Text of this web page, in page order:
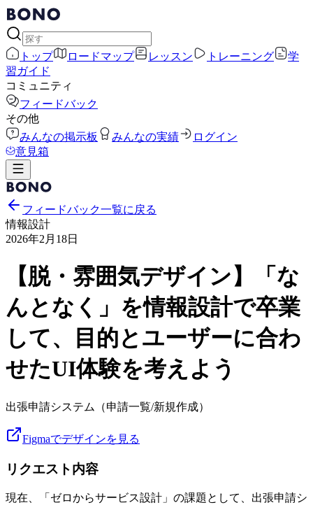
トップ ロードマップ レッスン トレーニング
学
習ガイド
コミュニティ
フィードバック
その他
みんなの掲示板
みんなの実績
ログイン
意見箱
フィードバック一覧に戻る
情報設計
2026年2月18日
【脱・雰囲気デザイン】「な
んとなく」を情報設計で卒業
して、目的とユーザーに合わ
せたUI体験を考えよう
出張申請システム（申請一覧/新規作成）
Figmaでデザインを見る
リクエスト内容
現在、「ゼロからサービス設計」の課題として、出張申請シ